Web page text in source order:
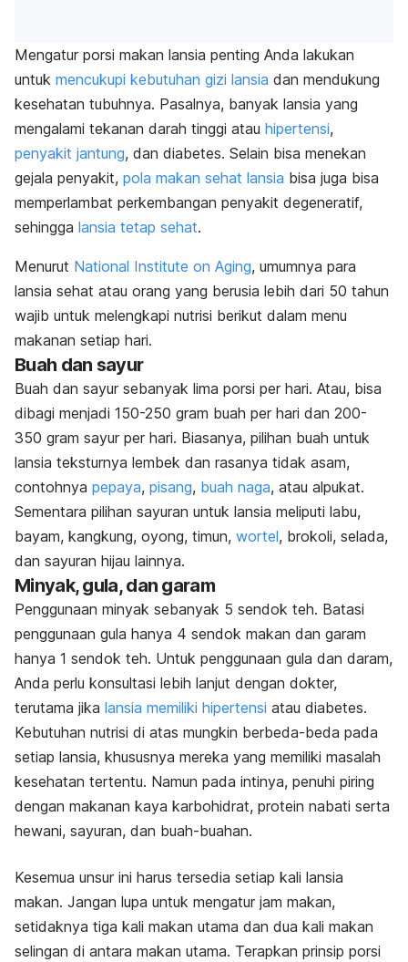
Mengatur porsi makan lansia penting Anda lakukan
untuk mencukupi kebutuhan gizi lansia dan mendukung
kesehatan tubuhnya. Pasalnya, banyak lansia yang
mengalami tekanan darah tinggi atau hipertensi,
penyakit jantung, dan diabetes. Selain bisa menekan
gejala penyakit, pola makan sehat lansia bisa juga bisa
memperlambat perkembangan penyakit degeneratif,
sehingga lansia tetap sehat.
Menurut National Institute on Aging, umumnya para
lansia sehat atau orang yang berusia lebih dari 50 tahun
wajib untuk melengkapi nutrisi berikut dalam menu
makanan setiap hari.
Buah dan sayur
Buah dan sayur sebanyak lima porsi per hari. Atau, bisa
dibagi menjadi 150-250 gram buah per hari dan 200-
350 gram sayur per hari. Biasanya, pilihan buah untuk
lansia teksturnya lembek dan rasanya tidak asam,
contohnya pepaya, pisang, buah naga, atau alpukat.
Sementara pilihan sayuran untuk lansia meliputi labu,
bayam, kangkung, oyong, timun, wortel, brokoli, selada,
dan sayuran hijau lainnya.
Minyak, gula, dan garam
Penggunaan minyak sebanyak 5 sendok teh. Batasi
penggunaan gula hanya 4 sendok makan dan garam
hanya 1 sendok teh. Untuk penggunaan gula dan daram,
Anda perlu konsultasi lebih lanjut dengan dokter,
terutama jika lansia memiliki hipertensi atau diabetes.
Kebutuhan nutrisi di atas mungkin berbeda-beda pada
setiap lansia, khususnya mereka yang memiliki masalah
kesehatan tertentu. Namun pada intinya, penuhi piring
dengan makanan kaya karbohidrat, protein nabati serta
hewani, sayuran, dan buah-buahan.
Kesemua unsur ini harus tersedia setiap kali lansia
makan. Jangan lupa untuk mengatur jam makan,
setidaknya tiga kali makan utama dan dua kali makan
selingan di antara makan utama. Terapkan prinsip porsi